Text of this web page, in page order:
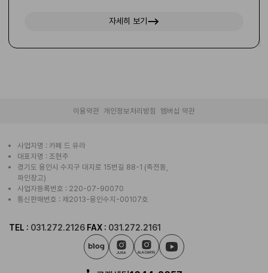
자세히 보기
사업자명 : 카페 드 유라
대표자명 : 조현주
경기도 용인시 수지구 대지로 15번길 88-1 (죽전동,
파인창고)
사업자등록번호 : 220-07-90070
통신판매번호 : 제2013-용인수지-00107호
TEL : 031.272.2126 FAX : 031.272.2161
이용약관 개인정보처리방침 멤버십 약관